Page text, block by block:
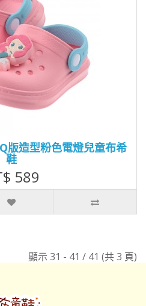
版造型粉色電燈兒童布希
鞋
589
顯示 31 - 41 / 41 (共 3 頁)